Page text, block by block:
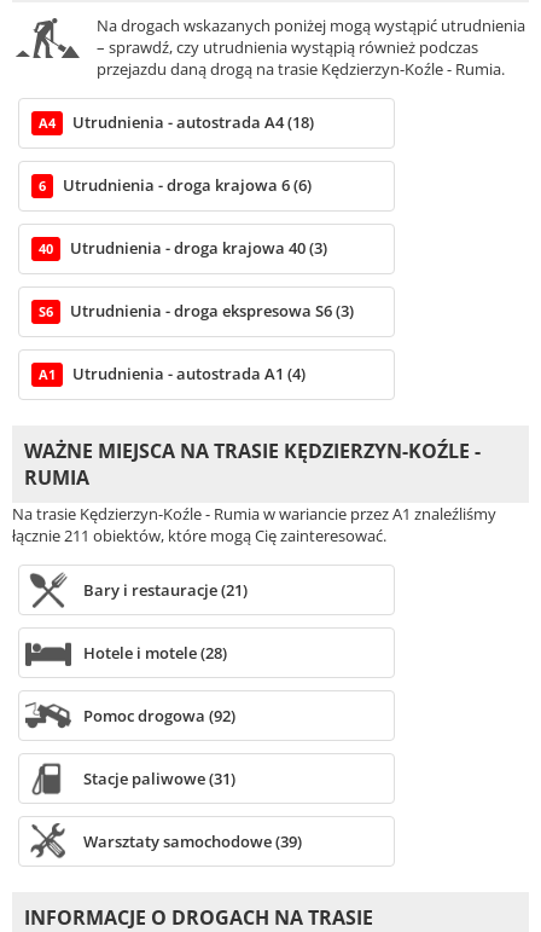
Na drogach wskazanych poniżej mogą wystąpić utrudnienia
– sprawdź, czy utrudnienia wystąpią również podczas
przejazdu daną drogą na trasie Kędzierzyn-Koźle - Rumia.
A4 Utrudnienia - autostrada A4 (18)
6 Utrudnienia - droga krajowa 6 (6)
40 Utrudnienia - droga krajowa 40 (3)
S6 Utrudnienia - droga ekspresowa S6 (3)
A1 Utrudnienia - autostrada A1 (4)
WAŻNE MIEJSCA NA TRASIE KĘDZIERZYN-KOŹLE -
RUMIA
Na trasie Kędzierzyn-Koźle - Rumia w wariancie przez A1 znaleźliśmy
łącznie 211 obiektów, które mogą Cię zainteresować.
Bary i restauracje (21)
Hotele i motele (28)
Pomoc drogowa (92)
Stacje paliwowe (31)
Warsztaty samochodowe (39)
INFORMACJE O DROGACH NA TRASIE